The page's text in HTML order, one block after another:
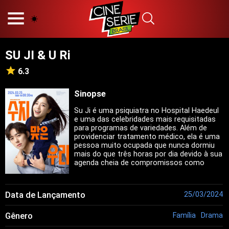
PRINCÍPIOS EDITORIAIS
POLÍTICA DE PRIVACIDADE
CONTATO
Hot
Popular
Tendência
Séries
Novelas
SU JI & U Ri
6.3
Sinopse
Su Ji é uma psiquiatra no Hospital Haedeul
e uma das celebridades mais requisitadas
para programas de variedades. Além de
providenciar tratamento médico, ela é uma
pessoa muito ocupada que nunca dormiu
mais do que três horas por dia devido à sua
agenda cheia de compromissos como
bem, começa a desmoronar. Tudo começa
com Choi U Ri, o novo médico. Ele é
talentoso, engraçado e possui senso de
Data de Lançamento 25/03/2024
Gênero Família Drama